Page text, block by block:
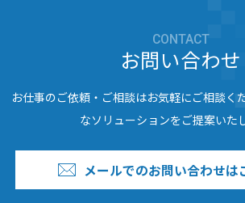
CONTACT
お問い合わせ
お仕事のご依頼・ご相談はお気軽にご相談く
なソリューションをご提案いた
メールでのお問い合わせは